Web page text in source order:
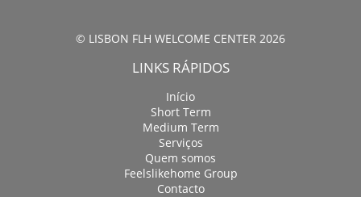
© LISBON FLH WELCOME CENTER 2026
LINKS RÁPIDOS
Início
Short Term
Medium Term
Serviços
Quem somos
Feelslikehome Group
Contacto